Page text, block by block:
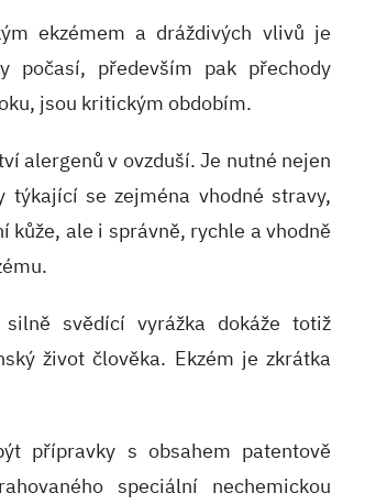
ekzémem a dráždivých vlivů je
počasí, především pak přechody
jsou kritickým obdobím.
alergenů v ovzduší. Je nutné nejen
týkající se zejména vhodné stravy,
ale i správně, rychle a vhodně
svědící vyrážka dokáže totiž
život člověka. Ekzém je zkrátka
přípravky s obsahem patentově
speciální nechemickou